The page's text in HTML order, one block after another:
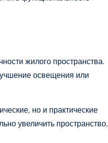
жилого пространства.
освещения или
но и практические
увеличить пространство,